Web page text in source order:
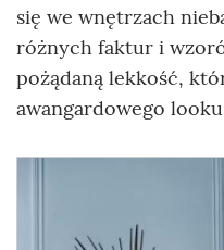
się we wnętrzach
różnych faktur i
pożądaną lekkość,
awangardowego